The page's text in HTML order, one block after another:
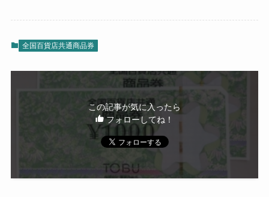
全国百貨店共通商品券
この記事が気に入ったら
フォローしてね！